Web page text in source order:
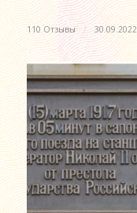
110 Отзывы / 30.09.2022